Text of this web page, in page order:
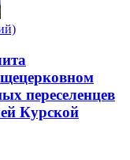
переселенцев
Курской